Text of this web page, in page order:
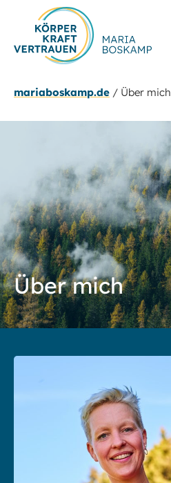
Inhalt
springen
mariaboskamp.de / Über mich
Über mich